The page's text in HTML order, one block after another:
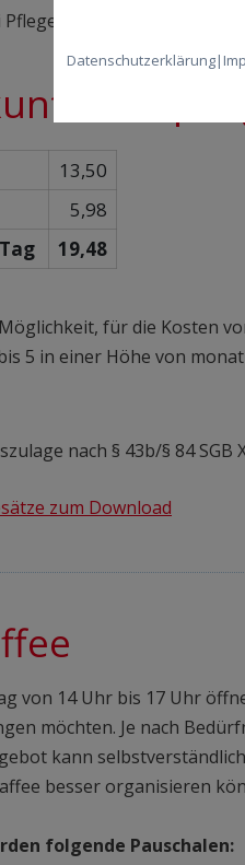
5
/
13,50
5,98
19,48
für die Kosten
5 in einer Höhe von
nach § 43b/§ 84
zum Download
von 14 Uhr bis 17 Uhr
möchten. Je nach
kann
besser organisieren
folgende Pauschalen:
Datenschutzerklärung|